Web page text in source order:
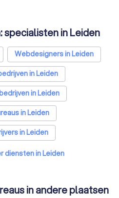
specialisten in Leiden
Webdesigners in Leiden
in Leiden
in Leiden
in Leiden
in Leiden
in Leiden
in Leiden
diensten in Leiden
in andere plaatsen